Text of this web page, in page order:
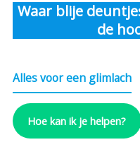
Waar blije
de
Alles voor een glimlach
Hoe kan ik je helpen?